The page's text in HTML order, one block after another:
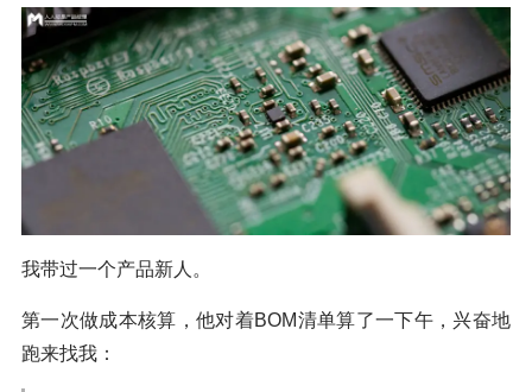
我带过一个产品新人。
第一次做成本核算，他对着BOM清单算了一下午，兴奋地
跑来找我：